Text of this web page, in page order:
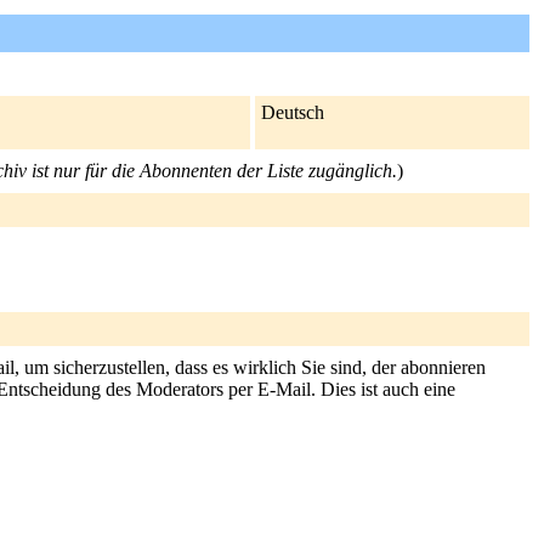
Deutsch
ist nur für die Abonnenten der Liste zugänglich.)
um sicherzustellen, dass es wirklich Sie sind, der abonnieren
des Moderators per E-Mail. Dies ist auch eine